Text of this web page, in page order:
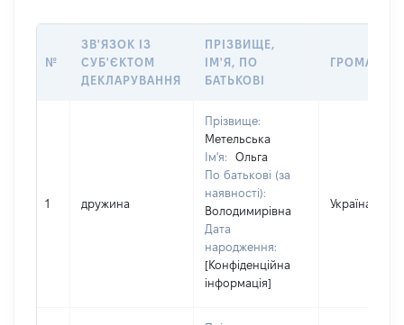
№
ЗВ'ЯЗОК ІЗ
СУБ'ЄКТОМ
ДЕКЛАРУВАННЯ
ПРІЗВИЩЕ,
ІМ'Я, ПО
БАТЬКОВІ
1 дружина
Прізвище:
Метельська
Ім'я:
Ольга
По батькові (за
наявності):
Володимирівна
Дата
народження:
[Конфіденційна
інформація]
Україна